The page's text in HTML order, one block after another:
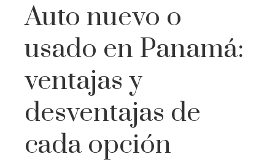
Auto nuevo o
usado en Panamá:
ventajas y
desventajas de
cada opción